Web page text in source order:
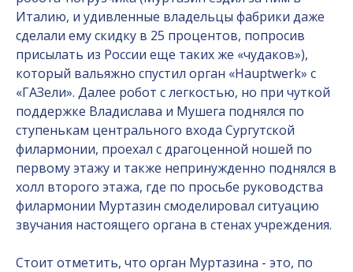
Италию, и удивленные владельцы фабрики даже
сделали ему скидку в 25 процентов, попросив
присылать из России еще таких же «чудаков»),
который вальяжно спустил орган «Hauptwerk» с
«ГАЗели». Далее робот с легкостью, но при чуткой
поддержке Владислава и Мушега поднялся по
ступенькам центрального входа Сургутской
филармонии, проехал с драгоценной ношей по
первому этажу и также непринужденно поднялся в
холл второго этажа, где по просьбе руководства
филармонии Муртазин смоделировал ситуацию
звучания настоящего органа в стенах учреждения.
Стоит отметить, что орган Муртазина - это, по